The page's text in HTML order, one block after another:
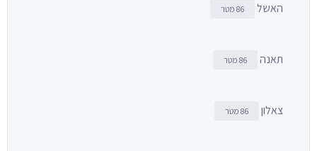
האשל 86 מטר
תאנה 86 מטר
צאלון 86 מטר